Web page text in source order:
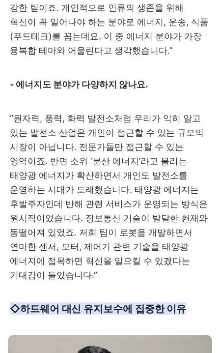
강한 팀이죠. 개인적으로 인류의 생존을 위해
혁신이 꼭 일어나야 하는 분야로 에너지, 운송, 식품
(푸드테크)를 꼽는데요. 이 중 에너지 분야가 가장
융복합 테마와 어울린다고 생각했습니다.”
- 에너지도 분야가 다양하지 않나요.
“원자력, 풍력, 화력 발전소처럼 우리가 익히 알고
있는 발전소 산업은 개인이 접근할 수 있는 규모의
시장이 아닙니다. 전문가들만 접근할 수 있는
영역이죠. 반면 소위 ‘분산 에너지’라고 불리는
태양광 에너지가 확산하면서 개인도 발전소를
운영하는 시대가 도래했습니다. 태양광 에너지는
후발주자인데 반해 관련 서비스가 운영되는 방식은
원시적이었습니다. 정보통신 기술이 발달한 현재와
동떨어져 있었죠. 저희 팀이 로봇을 개발하면서
연마한 센서, 모터, 제어기 관련 기술을 태양광
에너지에 접목하면 혁신을 일으킬 수 있겠다는
기대감이 들었습니다.”
◇하드웨어 대신 유지보수에 집중한 이유